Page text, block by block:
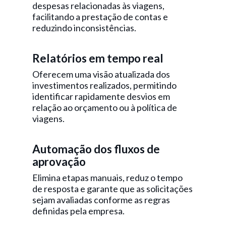
despesas relacionadas às viagens,
facilitando a prestação de contas e
reduzindo inconsistências.
Relatórios em tempo real
Oferecem uma visão atualizada dos
investimentos realizados, permitindo
identificar rapidamente desvios em
relação ao orçamento ou à política de
viagens.
Automação dos fluxos de
aprovação
Elimina etapas manuais, reduz o tempo
de resposta e garante que as solicitações
sejam avaliadas conforme as regras
definidas pela empresa.